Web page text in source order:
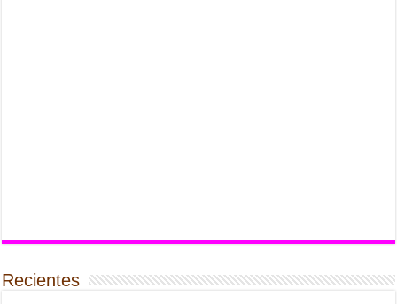
Recientes